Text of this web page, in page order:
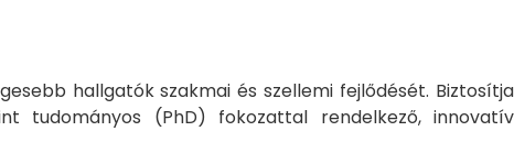
hallgatók szakmai és szellemi fejlődését. Biztosítja
tudományos (PhD) fokozattal rendelkező, innovatív